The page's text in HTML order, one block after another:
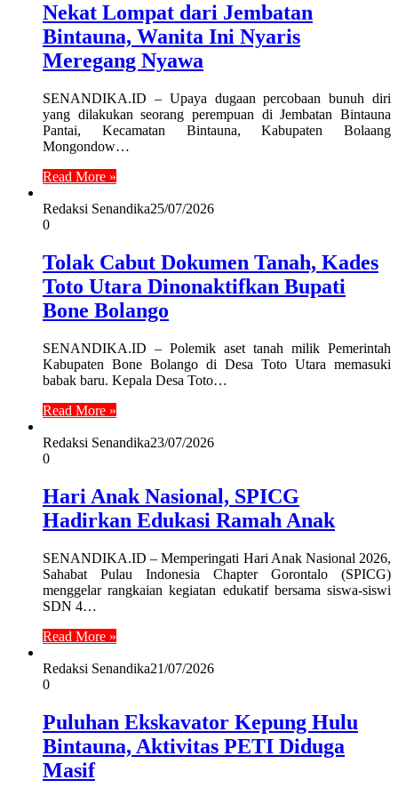
Nekat Lompat dari Jembatan
Bintauna, Wanita Ini Nyaris
Meregang Nyawa
SENANDIKA.ID – Upaya dugaan percobaan bunuh diri
yang dilakukan seorang perempuan di Jembatan Bintauna
Pantai, Kecamatan Bintauna, Kabupaten Bolaang
Mongondow…
Read More »
Redaksi Senandika25/07/2026
0
Tolak Cabut Dokumen Tanah, Kades
Toto Utara Dinonaktifkan Bupati
Bone Bolango
SENANDIKA.ID – Polemik aset tanah milik Pemerintah
Kabupaten Bone Bolango di Desa Toto Utara memasuki
babak baru. Kepala Desa Toto…
Read More »
Redaksi Senandika23/07/2026
0
Hari Anak Nasional, SPICG
Hadirkan Edukasi Ramah Anak
SENANDIKA.ID – Memperingati Hari Anak Nasional 2026,
Sahabat Pulau Indonesia Chapter Gorontalo (SPICG)
menggelar rangkaian kegiatan edukatif bersama siswa-siswi
SDN 4…
Read More »
Redaksi Senandika21/07/2026
0
Puluhan Ekskavator Kepung Hulu
Bintauna, Aktivitas PETI Diduga
Masif